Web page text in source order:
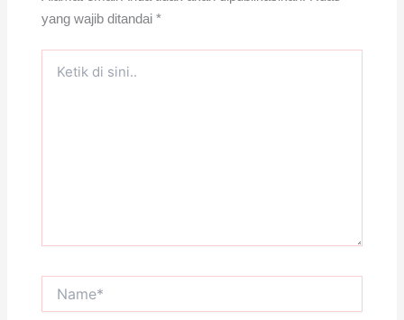
yang wajib ditandai *